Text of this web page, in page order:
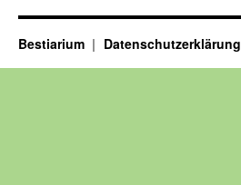
Bestiarium Datenschutzerklärung